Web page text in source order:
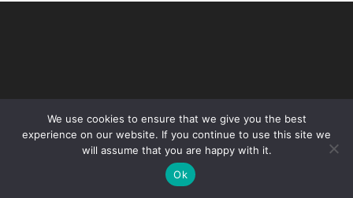
Copyright - WordPress Theme by OceanWP
We use cookies to ensure that we give you the best
experience on our website. If you continue to use this site we
will assume that you are happy with it.
Ok